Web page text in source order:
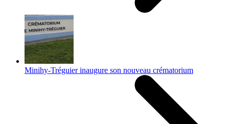
Minihy-Tréguier inaugure son nouveau crématorium